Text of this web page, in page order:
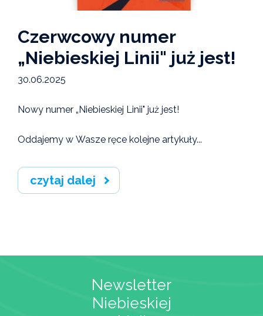
Czerwcowy numer
„Niebieskiej Linii" już jest!
30.06.2025
Nowy numer „Niebieskiej Linii" już jest!
Oddajemy w Wasze ręce kolejne artykuły...
czytaj dalej
Newsletter
Niebieskiej